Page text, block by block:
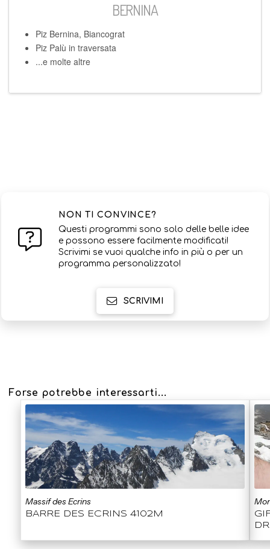
BERNINA
Piz Bernina, Biancograt
Piz Palù in traversata
...e molte altre
NON TI CONVINCE?
Questi programmi sono solo delle belle idee
e possono essere facilmente modificati!
Scrivimi se vuoi qualche info in più o per un
programma personalizzato!
SCRIVIMI
Forse potrebbe interessarti...
Massif des Ecrins
BARRE DES ECRINS 4102M